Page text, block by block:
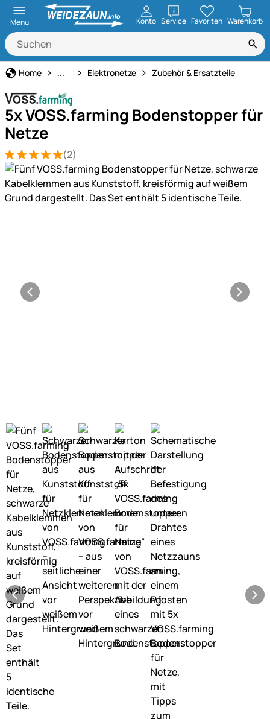
Menu Konto ServiceöffnenFavoriten Warenkorb
Home Weidezaun
... Elektronetze Zubehör & Ersatzteile
5x VOSS.farming Bodenstopper für
Netze
Bewertung: 5 von 5 (2 Bewertungen)
2 Bewertungen
(2)
Produktgalerie